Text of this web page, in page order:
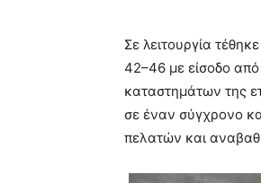
Σε λειτουργία
42–46 με είσοδο
καταστημάτων της
σε έναν σύγχρονο
πελατών και